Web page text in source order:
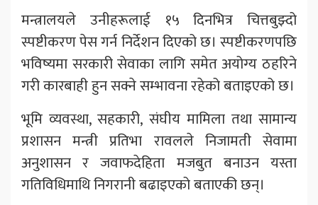
मन्त्रालयले उनीहरूलाई १५ दिनभित्र चित्तबुझ्दो
स्पष्टीकरण पेस गर्न निर्देशन दिएको छ। स्पष्टीकरणपछि
भविष्यमा सरकारी सेवाका लागि समेत अयोग्य ठहरिने
गरी कारबाही हुन सक्ने सम्भावना रहेको बताइएको छ।
भूमि व्यवस्था, सहकारी, संघीय मामिला तथा सामान्य
प्रशासन मन्त्री प्रतिभा रावलले निजामती सेवामा
अनुशासन र जवाफदेहिता मजबुत बनाउन यस्ता
गतिविधिमाथि निगरानी बढाइएको बताएकी छन्।